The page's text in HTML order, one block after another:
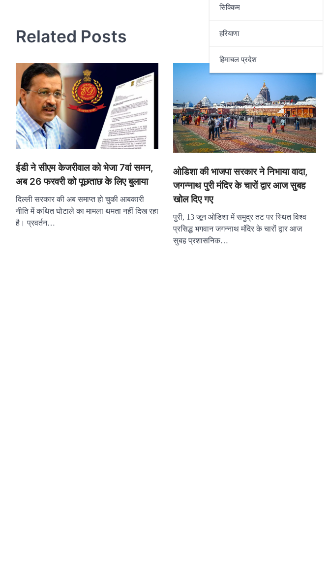
सिक्किम
हरियाणा
हिमाचल प्रदेश
Related Posts
ईडी ने सीएम केजरीवाल को भेजा 7वां समन,
अब 26 फरवरी को पूछताछ के लिए बुलाया
दिल्ली सरकार की अब समाप्त हो चुकी आबकारी
नीति में कथित घोटाले का मामला थमता नहीं दिख रहा
है। प्रवर्तन…
ओडिशा की भाजपा सरकार ने निभाया वादा,
जगन्नाथ पुरी मंदिर के चारों द्वार आज सुबह
खोल दिए गए
पुरी, 13 जून ओडिशा में समुद्र तट पर स्थित विश्व
प्रसिद्ध भगवान जगन्नाथ मंदिर के चारों द्वार आज
सुबह प्रशासनिक…